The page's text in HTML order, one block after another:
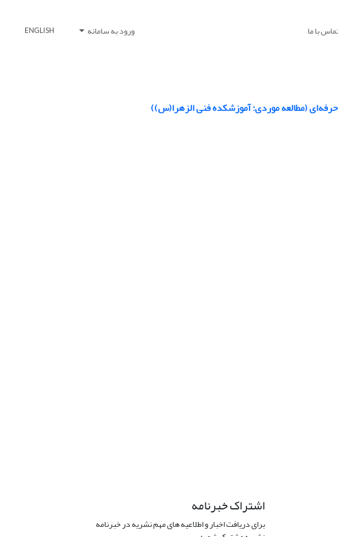
با ما ورود به سامانه ENGLISH
(مطالعه موردی: آموزشکده فنی الزهرا(س))
اشتراک خبرنامه
برای دریافت اخبار و اطلاعیه های مهم نشریه در خبرنامه